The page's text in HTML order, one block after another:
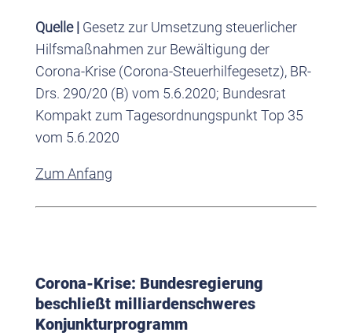
Quelle | Gesetz zur Umsetzung steuerlicher
Hilfsmaßnahmen zur Bewältigung der
Corona-Krise (Corona-Steuerhilfegesetz), BR-
Drs. 290/20 (B) vom 5.6.2020; Bundesrat
Kompakt zum Tagesordnungspunkt Top 35
vom 5.6.2020
Zum Anfang
Corona-Krise: Bundesregierung
beschließt milliardenschweres
Konjunkturprogramm